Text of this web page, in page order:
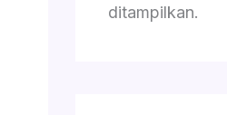
ditampilkan.